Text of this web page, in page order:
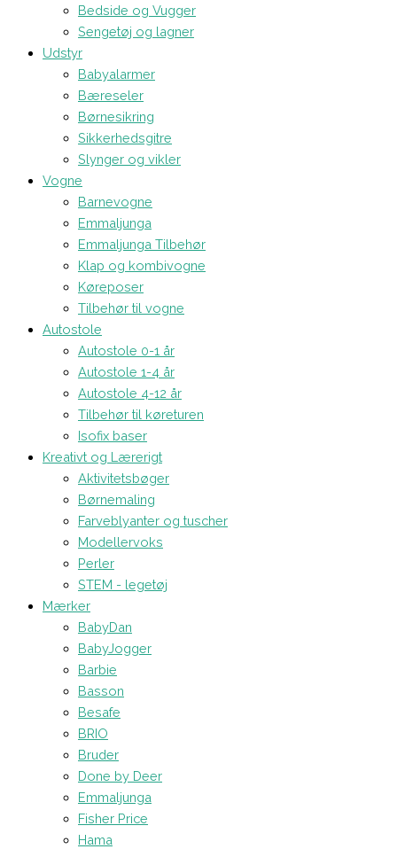
Bedside og Vugger
Sengetøj og lagner
Udstyr
Babyalarmer
Bæreseler
Børnesikring
Sikkerhedsgitre
Slynger og vikler
Vogne
Barnevogne
Emmaljunga
Emmaljunga Tilbehør
Klap og kombivogne
Køreposer
Tilbehør til vogne
Autostole
Autostole 0-1 år
Autostole 1-4 år
Autostole 4-12 år
Tilbehør til køreturen
Isofix baser
Kreativt og Lærerigt
Aktivitetsbøger
Børnemaling
Farveblyanter og tuscher
Modellervoks
Perler
STEM - legetøj
Mærker
BabyDan
BabyJogger
Barbie
Basson
Besafe
BRIO
Bruder
Done by Deer
Emmaljunga
Fisher Price
Hama